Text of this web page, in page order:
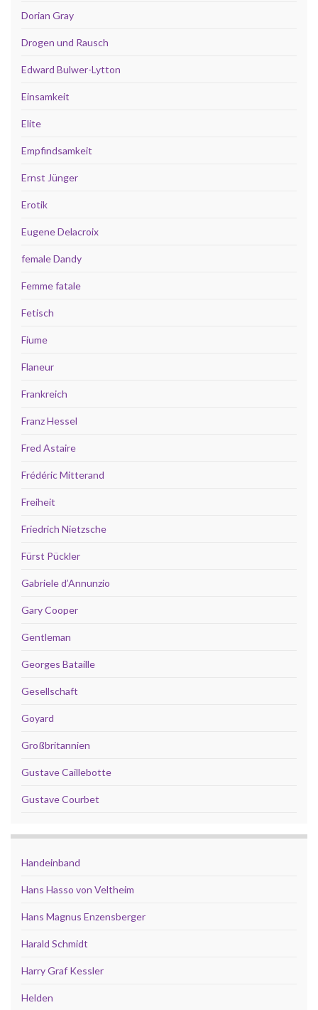
Dorian Gray
Drogen und Rausch
Edward Bulwer-Lytton
Einsamkeit
Elite
Empfindsamkeit
Ernst Jünger
Erotik
Eugene Delacroix
female Dandy
Femme fatale
Fetisch
Fiume
Flaneur
Frankreich
Franz Hessel
Fred Astaire
Frédéric Mitterand
Freiheit
Friedrich Nietzsche
Fürst Pückler
Gabriele d’Annunzio
Gary Cooper
Gentleman
Georges Bataille
Gesellschaft
Goyard
Großbritannien
Gustave Caillebotte
Gustave Courbet
Handeinband
Hans Hasso von Veltheim
Hans Magnus Enzensberger
Harald Schmidt
Harry Graf Kessler
Helden